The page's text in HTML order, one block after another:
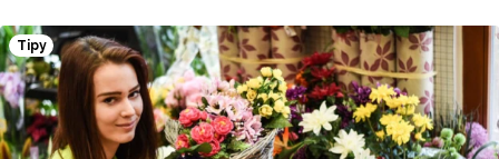
zprávě dál uvadí divadlo, že všechna představení
navštívilo více než 21tisíc diváků. Zmíněno bylo také
stěhování do nových prostor Hanáckých kasáren.
Tipy